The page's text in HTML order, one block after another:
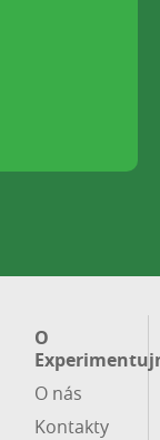
O
O nás
Kontakty